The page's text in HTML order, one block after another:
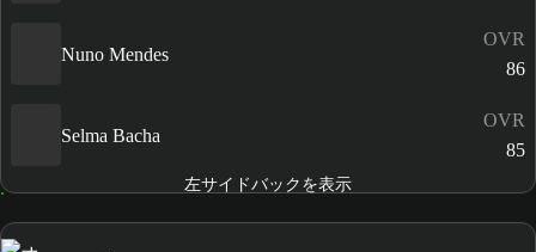
Nuno Mendes
OVR
86
Selma Bacha
OVR
85
左サイドバックを表示